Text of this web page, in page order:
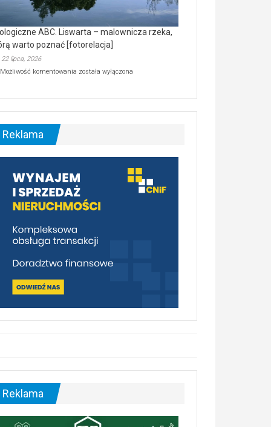
ABC. Liswarta – malownicza rzeka,
warto poznać [fotorelacja]
22 lipca, 2026
Możliwość komentowania Ekologiczne
–
malownicza
[fotorelacja]
została wyłączona
Reklama
Reklama